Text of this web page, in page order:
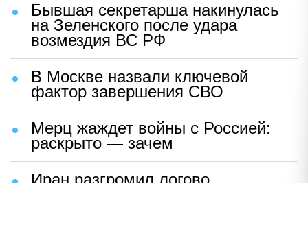
Бывшая секретарша накинулась
на Зеленского после удара
возмездия ВС РФ
В Москве назвали ключевой
фактор завершения СВО
Мерц жаждет войны с Россией:
раскрыто — зачем
Иран разгромил логово